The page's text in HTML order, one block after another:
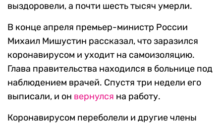
выздоровели, а почти шесть тысяч умерли.
В конце апреля премьер-министр России
Михаил Мишустин рассказал, что заразился
коронавирусом и уходит на самоизоляцию.
Глава правительства находился в больнице под
наблюдением врачей. Спустя три недели его
выписали, и он вернулся на работу.
Коронавирусом переболели и другие члены